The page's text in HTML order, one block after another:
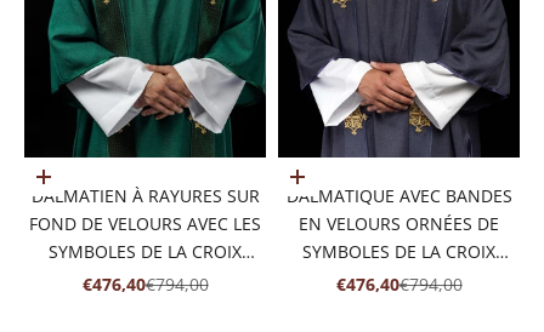
Ajouter au panier
DALMATIEN À RAYURES SUR
FOND DE VELOURS AVEC LES
SYMBOLES DE LA CROIX
VERTE
PRIX DE VENTE
€476,40PRIX NORMAL
€794,00
Ajouter au panier
DALMATIQUE AVEC BANDES
EN VELOURS ORNÉES DE
SYMBOLES DE LA CROIX
VIOLETTE
PRIX DE VENTE
€476,40PRIX NORMAL
€794,00